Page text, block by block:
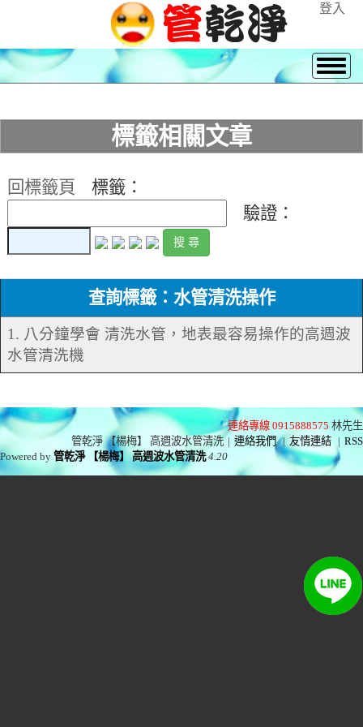
登入
標籤相關文章
回標籤頁
標籤：
驗證：
查詢標籤：水管清洗操作
1. 八分鐘學會 清洗水管，地表最容易操作的高週波
水管清洗機
連絡專線 0915888575 林先生
管乾淨 【楊梅】 高週波水管清洗 | 連絡我們 | 友情連結 | RSS
Powered by管乾淨 【楊梅】 高週波水管清洗 4.20